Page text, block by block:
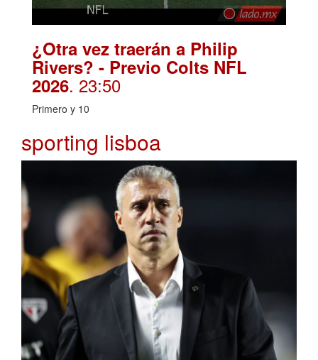
¿Otra vez traerán a Philip
Rivers? - Previo Colts NFL
2026. 23:50
Primero y 10
sporting lisboa